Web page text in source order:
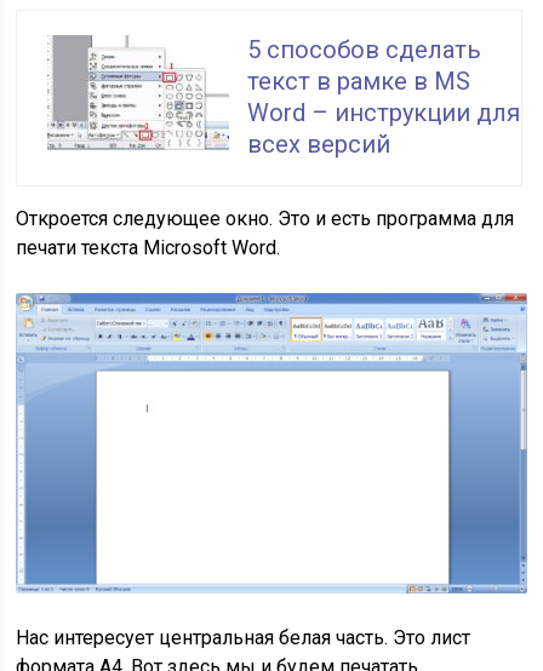
5 способов сделать
текст в рамке в MS
Word – инструкции для
всех версий
Откроется следующее окно. Это и есть программа для
печати текста Microsoft Word.
Нас интересует центральная белая часть. Это лист